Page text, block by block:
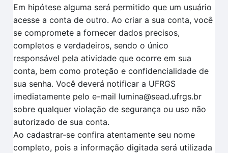
Em hipótese alguma será permitido que um usuário
acesse a conta de outro. Ao criar a sua conta, você
se compromete a fornecer dados precisos,
completos e verdadeiros, sendo o único
responsável pela atividade que ocorre em sua
conta, bem como proteção e confidencialidade de
sua senha. Você deverá notificar a UFRGS
imediatamente pelo e-mail lumina@sead.ufrgs.br
sobre qualquer violação de segurança ou uso não
autorizado de sua conta.
Ao cadastrar-se confira atentamente seu nome
completo, pois a informação digitada será utilizada